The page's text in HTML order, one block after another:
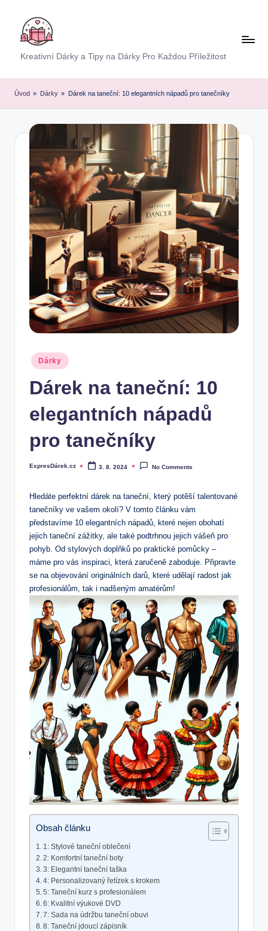
content
E
x
p
e
D
Kreativní Dárky a Tipy na Dárky Pro Každou Příležitost
Úvod » Dárky » Dárek na taneční: 10 elegantních nápadů pro tanečníky
Posted
in
Dárky
Dárek na taneční: 10
elegantních nápadů
pro tanečníky
Posted
ExpresDárek.cz 3. 8. 2024 No Comments
Hledáte perfektní dárek na taneční, který potěší talentované
tanečníky ve vašem okolí? V tomto článku vám
představíme 10 elegantních nápadů, které nejen obohatí
jejich taneční zážitky, ale také podtrhnou jejich vášeň pro
pohyb. Od stylových doplňků po praktické pomůcky –
máme pro vás inspiraci, která zaručeně zaboduje. Připravte
se na objevování originálních darů, které udělají radost jak
profesionálům, tak i nadšeným amatérům!
Obsah článku
1: Stylové taneční oblečení
2: Komfortní taneční boty
3: Elegantní taneční taška
4: Personalizovaný řetízek s krokem
5: Taneční kurz s profesionálem
6: Kvalitní výukové DVD
7: Sada na údržbu taneční obuvi
8: Taneční jdoucí zápisník